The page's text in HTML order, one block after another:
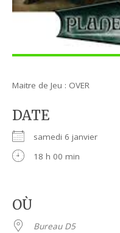
Maitre de Jeu : OVER
DATE
samedi 6 janvier
18 h 00 min
OÙ
Bureau D5